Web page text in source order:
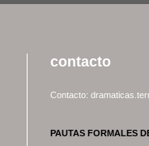
contacto
Contacto:
PAUTAS FORMALES